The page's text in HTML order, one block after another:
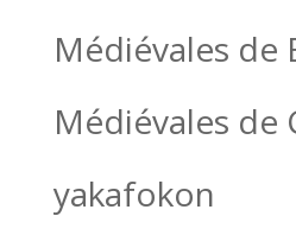
Médiévales de
Médiévales de
yakafokon